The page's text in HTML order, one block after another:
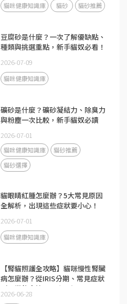
貓咪健康知識庫 貓砂 貓砂推薦
豆腐砂是什麼？一次了解優缺點、
種類與挑選重點，新手貓奴必看！
2026-07-09
貓咪健康知識庫
礦砂是什麼？礦砂凝結力、除臭力
與粉塵一次比較，新手貓奴必讀
2026-07-01
貓咪健康知識庫
貓砂推薦
貓砂選擇
貓眼睛紅腫怎麼辦？5大常見原因
全解析，出現這些症狀要小心！
2026-07-01
貓咪健康知識庫
【腎貓照護全攻略】貓咪慢性腎臟
病怎麼辦？從IRIS分期、常見症狀
到日常飲食管理一次了解
2026-06-28